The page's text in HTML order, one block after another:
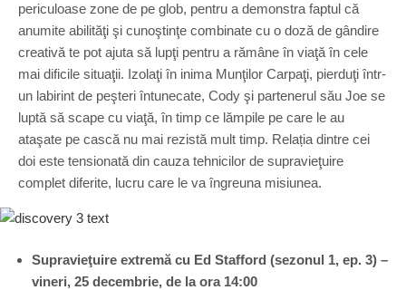
periculoase zone de pe glob, pentru a demonstra faptul că
anumite abilităţi şi cunoştinţe combinate cu o doză de gândire
creativă te pot ajuta să lupţi pentru a rămâne în viaţă în cele
mai dificile situaţii. Izolaţi în inima Munţilor Carpaţi, pierduţi într-
un labirint de peşteri întunecate, Cody şi partenerul său Joe se
luptă să scape cu viaţă, în timp ce lămpile pe care le au
ataşate pe cască nu mai rezistă mult timp. Relația dintre cei
doi este tensionată din cauza tehnicilor de supravieţuire
complet diferite, lucru care le va îngreuna misiunea.
Supravieţuire extremă cu Ed Stafford (sezonul 1, ep. 3) –
vineri, 25 decembrie, de la ora 14:00